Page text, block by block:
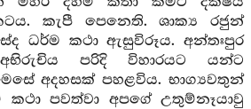
කැපී පෙනෙති. ශාක්‍ය රජුන්
ධර්ම කථා ඇසුවිරූය. අන්තඃපුර
පරිදි විහාරයට යන්ට
අදහසක් පහළවිය. භාග්‍යවතුන්
පවත්වා අපගේ උතුම්නෑයාවු